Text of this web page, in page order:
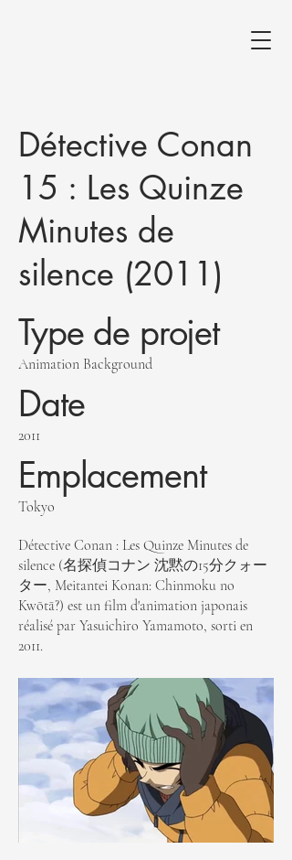
Détective Conan
15 : Les Quinze
Minutes de
silence (2011)
Type de projet
Animation Background
Date
2011
Emplacement
Tokyo
Détective Conan : Les Quinze Minutes de
silence (名探偵コナン 沈黙の15分クォー
ター, Meitantei Konan: Chinmoku no
Kwōtā?) est un film d'animation japonais
réalisé par Yasuichiro Yamamoto, sorti en
2011.